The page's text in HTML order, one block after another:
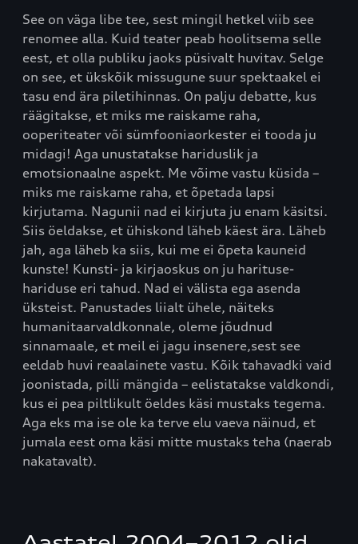
See on väga libe tee, sest mingil hetkel viib see
renomee alla. Kuid teater peab hoolitsema selle
eest, et olla publiku jaoks püsivalt huvitav. Selge
on see, et ükskõik missugune suur spektaakel ei
tasu end ära piletihinnas. On palju debatte, kus
räägitakse, et miks me raiskame raha,
ooperiteater või sümfooniaorkester ei tooda ju
midagi! Aga unustatakse hariduslik ja
emotsionaalne aspekt. Me võime vastu küsida –
miks me raiskame raha, et õpetada lapsi
kirjutama. Nagunii nad ei kirjuta ju enam käsitsi.
Siis öeldakse, et ühiskond läheb käest ära. Läheb
jah, aga läheb ka siis, kui me ei õpeta kauneid
kunste! Kunsti- ja kirjaoskus on ju harituse-
hariduse eri tahud. Nad ei välista ega asenda
üksteist. Panustades liialt ühele, näiteks
humanitaarvaldkonnale, oleme jõudnud
sinnamaale, et meil ei jagu insenere,sest see
eeldab huvi reaalainete vastu. Kõik tahavadki vaid
joonistada, pilli mängida – eelistatakse valdkondi,
kus ei pea piltlikult öeldes käsi mustaks tegema.
Aga eks ma ise ole ka terve elu vaeva näinud, et
jumala eest oma käsi mitte mustaks teha (naerab
nakatavalt).